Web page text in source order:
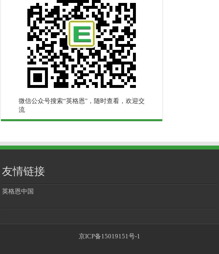
微信公众号搜索“英格恩"，随时查看，欢迎交
流
友情链接
英格恩中国
京ICP备15019151号-1